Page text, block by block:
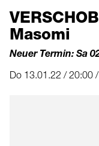
Masomi
Neuer Termin: Sa
Do 13.01.22 / 20:00 /